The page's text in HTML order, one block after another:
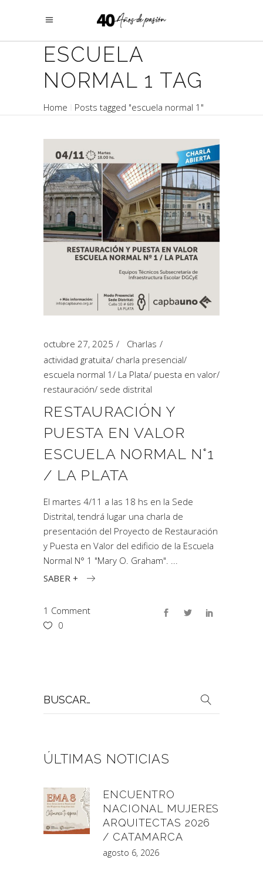
ESCUELA
NORMAL 1 TAG
Home Posts tagged "escuela normal 1"
octubre 27, 2025
Charlas
actividad gratuita/ charla presencial/
escuela normal 1 / La Plata/ puesta en valor/
restauración/ sede distrital
RESTAURACIÓN Y
PUESTA EN VALOR
ESCUELA NORMAL N°1
/ LA PLATA
El martes 4/11 a las 18 hs en la Sede
Distrital, tendrá lugar una charla de
presentación del Proyecto de Restauración
y Puesta en Valor del edificio de la Escuela
Normal N° 1 "Mary O. Graham".
SABER +
1 Comment
0
por:
ÚLTIMAS NOTICIAS
ENCUENTRO
NACIONAL MUJERES
ARQUITECTAS 2026
/ CATAMARCA
agosto 6, 2026